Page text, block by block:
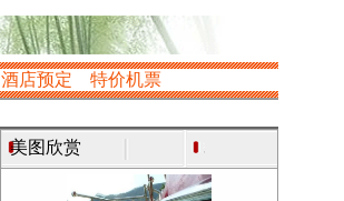
酒店预定
特价机票
美图欣赏